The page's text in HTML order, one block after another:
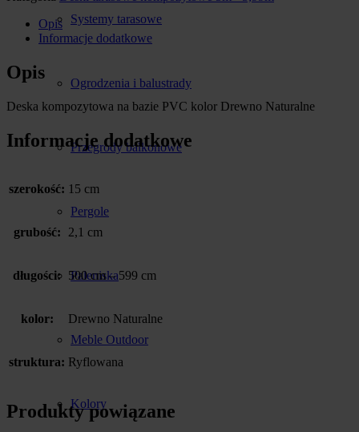
Systemy tarasowe
Ogrodzenia i balustrady
Przegrody balkonowe
Pergole
Paleniska
Meble Outdoor
Kolory
Opis
Informacje dodatkowe
Opis
Deska kompozytowa na bazie PVC kolor Drewno Naturalne
Informacje dodatkowe
szerokość: 15 cm
grubość: 2,1 cm
długości: 500 cm – 599 cm
kolor: Drewno Naturalne
struktura: Ryflowana
Produkty powiązane